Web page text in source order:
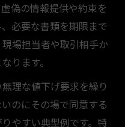
偽の情報提供や約束を
必要な書類を期限まで
場担当者や取引相手か
ります。
理な値下げ要求を繰り
のにその場で同意する
やすい典型例です。特